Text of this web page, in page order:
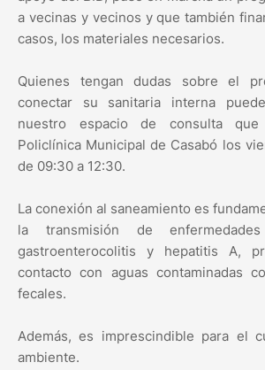
a vecinas y vecinos y que también
casos, los materiales necesarios.
Quienes tengan dudas sobre el
conectar su sanitaria interna
nuestro espacio de consulta
Policlínica Municipal de Casabó los
de 09:30 a 12:30.
La conexión al saneamiento es
la transmisión de
gastroenterocolitis y hepatitis A,
contacto con aguas contaminadas
fecales.
Además, es imprescindible para el
ambiente.